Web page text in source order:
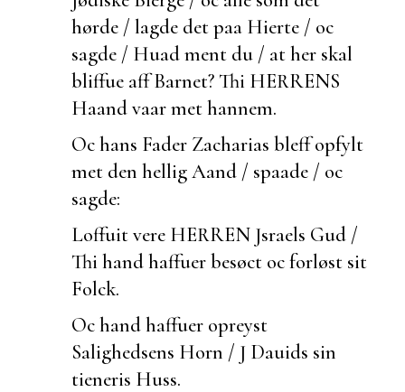
hørde / lagde det paa Hierte / oc
sagde / Huad ment du / at her skal
bliffue aff Barnet? Thi HERRENS
Haand vaar met hannem.
Oc hans Fader Zacharias bleff opfylt
met den hellig Aand / spaade / oc
sagde:
Loffuit vere HERREN Jsraels Gud /
Thi hand haffuer besøct oc forløst sit
Folck.
Oc hand haffuer opreyst
Salighedsens Horn / J Dauids sin
tieneris Huss.